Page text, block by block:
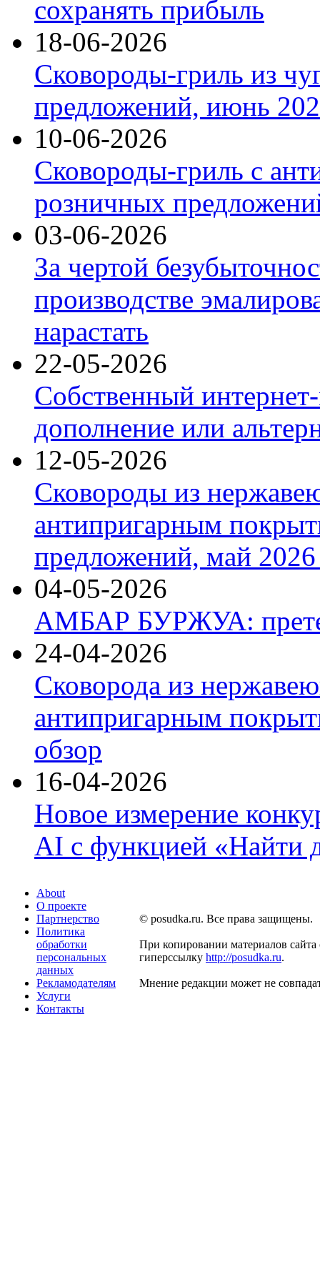
сохранять прибыль
18-06-2026
Сковороды-гриль из
предложений, июнь
10-06-2026
Сковороды-гриль с
розничных
03-06-2026
За чертой
производстве
нарастать
22-05-2026
Собственный
дополнение или
12-05-2026
Сковороды из
антипригарным
предложений, май 2026
04-05-2026
АМБАР БУРЖУА:
24-04-2026
Сковорода из
антипригарным
обзор
16-04-2026
Новое измерение
AI с функцией «Найти
About
О проекте
Партнерство
Политика
обработки
персональных
данных
Рекламодателям
Услуги
Контакты
© posudka.ru. Все права защищены.
При копировании материалов сайта
гиперссылку http://posudka.ru.
Мнение редакции может не